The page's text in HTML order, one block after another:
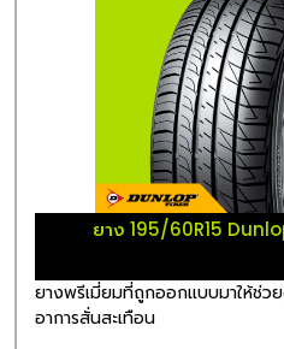
ยาง 195/60R15
ยางพรีเมี่ยมที่ถูกออกแบบมาให้ช่ว
อาการสั่นสะเทือน